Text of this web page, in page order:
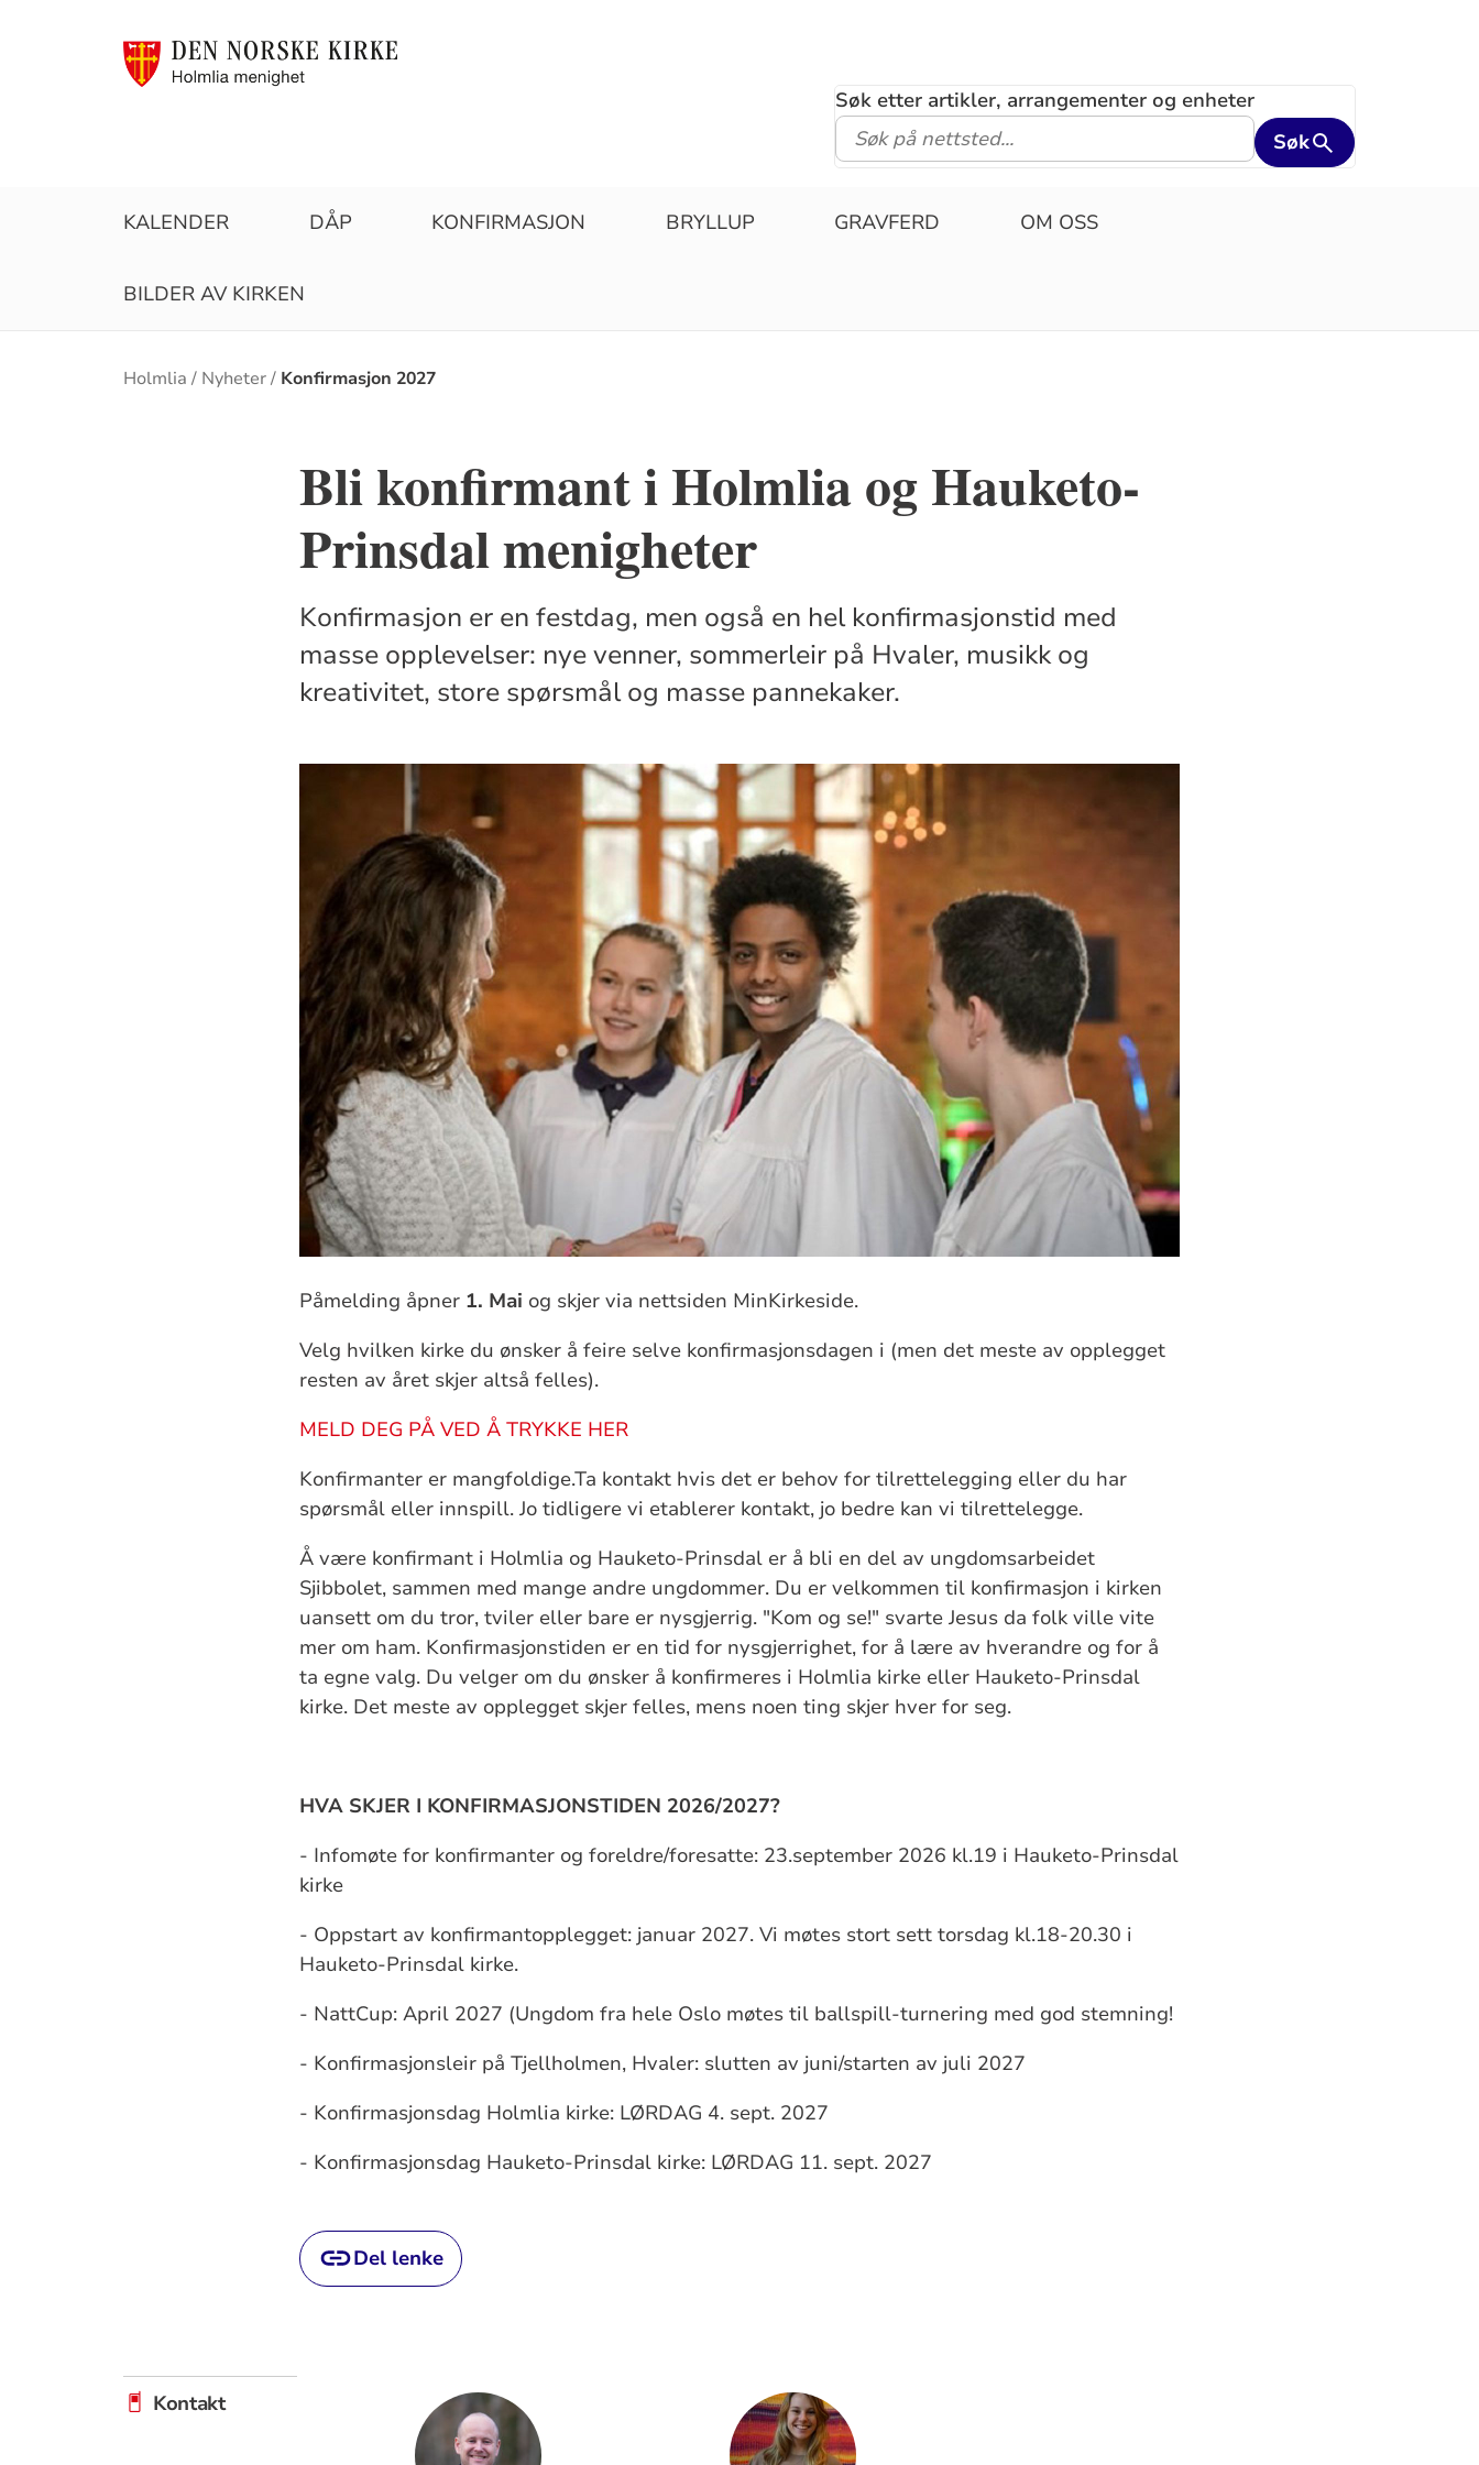
Søk etter artikler, arrangementer og enheter
Søk
KALENDER DÅP KONFIRMASJON BRYLLUP GRAVFERD OM OSS
BILDER AV KIRKEN
Brødsmulesti
Holmlia Nyheter Konfirmasjon 2027
Bli konfirmant i Holmlia og Hauketo-
Prinsdal menigheter
Konfirmasjon er en festdag, men også en hel konfirmasjonstid med
masse opplevelser: nye venner, sommerleir på Hvaler, musikk og
kreativitet, store spørsmål og masse pannekaker.
Påmelding åpner 1. Mai og skjer via nettsiden MinKirkeside.
Velg hvilken kirke du ønsker å feire selve konfirmasjonsdagen i (men det meste av opplegget
resten av året skjer altså felles).
MELD DEG PÅ VED Å TRYKKE HER
Konfirmanter er mangfoldige.Ta kontakt hvis det er behov for tilrettelegging eller du har
spørsmål eller innspill. Jo tidligere vi etablerer kontakt, jo bedre kan vi tilrettelegge.
Å være konfirmant i Holmlia og Hauketo-Prinsdal er å bli en del av ungdomsarbeidet
Sjibbolet, sammen med mange andre ungdommer. Du er velkommen til konfirmasjon i kirken
uansett om du tror, tviler eller bare er nysgjerrig. "Kom og se!" svarte Jesus da folk ville vite
mer om ham. Konfirmasjonstiden er en tid for nysgjerrighet, for å lære av hverandre og for å
ta egne valg. Du velger om du ønsker å konfirmeres i Holmlia kirke eller Hauketo-Prinsdal
kirke. Det meste av opplegget skjer felles, mens noen ting skjer hver for seg.
HVA SKJER I KONFIRMASJONSTIDEN 2026/2027?
- Infomøte for konfirmanter og foreldre/foresatte: 23.september 2026 kl.19 i Hauketo-Prinsdal
kirke
- Oppstart av konfirmantopplegget: januar 2027. Vi møtes stort sett torsdag kl.18-20.30 i
Hauketo-Prinsdal kirke.
- NattCup: April 2027 (Ungdom fra hele Oslo møtes til ballspill-turnering med god stemning!
- Konfirmasjonsleir på Tjellholmen, Hvaler: slutten av juni/starten av juli 2027
- Konfirmasjonsdag Holmlia kirke: LØRDAG 4. sept. 2027
- Konfirmasjonsdag Hauketo-Prinsdal kirke: LØRDAG 11. sept. 2027
Del lenke
Kontakt